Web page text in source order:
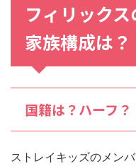
フィリックス
家族構成は？
国籍は？ハーフ？
ストレイキッズのメン